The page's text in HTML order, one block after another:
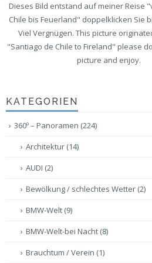
Dieses Bild entstand auf meiner Reise
Chile bis Feuerland" doppelklicken Sie
Viel Vergnügen. This picture
"Santiago de Chile to Fireland" please
picture and enjoy.
KATEGORIEN
360º – Panoramen (224)
Architektur (14)
AUDI (2)
Bewölkung / schlechtes Wetter (2)
BMW-Welt (9)
BMW-Welt-bei Nacht (8)
Brauchtum / Verein (1)